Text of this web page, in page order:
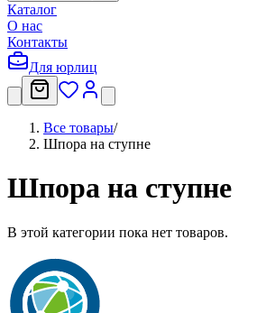
Каталог
О нас
Контакты
Для юрлиц
Все товары/
Шпора на ступне
Шпора на ступне
В этой категории пока нет товаров.